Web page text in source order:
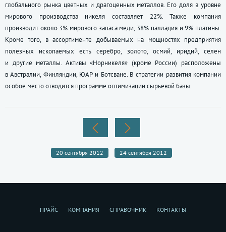
глобального рынка цветных и драгоценных металлов. Его доля в уровне
мирового производства никеля составляет 22%. Также компания
производит около 3% мирового запаса меди, 38% палладия и 9% платины.
Кроме того, в ассортименте добываемых на мощностях предприятия
полезных ископаемых есть серебро, золото, осмий, иридий, селен
и другие металлы. Активы «Норникеля» (кроме России) расположены
в Австралии, Финляндии, ЮАР и Ботсване. В стратегии развития компании
особое место отводится программе оптимизации сырьевой базы.
20 сентября 2012 24 сентября 2012
ПРАЙС КОМПАНИЯ СПРАВОЧНИК КОНТАКТЫ